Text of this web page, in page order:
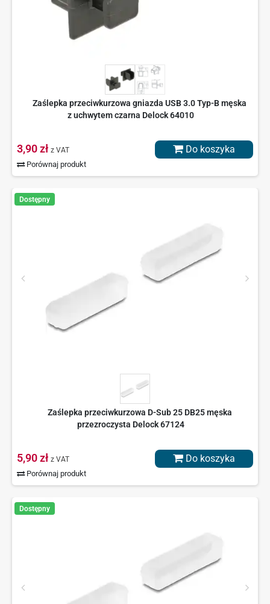
Zaślepka przeciwkurzowa gniazda USB 3.0 Typ-B męska
z uchwytem czarna Delock 64010
3,90 zł z VAT
Porównaj produkt
Do koszyka
Dostępny
Zaślepka przeciwkurzowa D-Sub 25 DB25 męska
przezroczysta Delock 67124
5,90 zł z VAT
Porównaj produkt
Do koszyka
Dostępny